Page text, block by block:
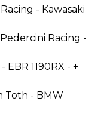
- Kawasaki
Racing -
EBR 1190RX - +
Toth - BMW